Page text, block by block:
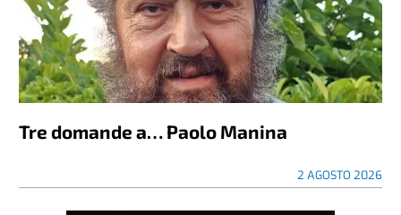
Tre domande a… Paolo Manina
2 AGOSTO 2026